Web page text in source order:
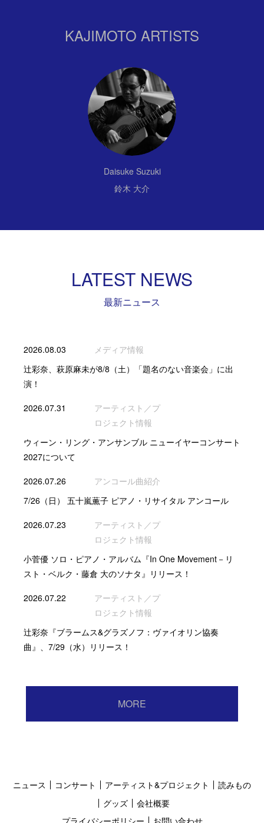
KAJIMOTO ARTISTS
Daisuke Suzuki
鈴木 大介
LATEST NEWS
最新ニュース
2026.08.03
メディア情報
辻彩奈、萩原麻未が8/8（土）「題名のない音楽会」に出
演！
2026.07.31
アーティスト／プ
ロジェクト情報
ウィーン・リング・アンサンブル ニューイヤーコンサート
2027について
2026.07.26
アンコール曲紹介
7/26（日） 五十嵐薫子 ピアノ・リサイタル アンコール
2026.07.23
アーティスト／プ
ロジェクト情報
小菅優 ソロ・ピアノ・アルバム『In One Movement－リ
スト・ベルク・藤倉 大のソナタ』リリース！
2026.07.22
アーティスト／プ
ロジェクト情報
辻彩奈『ブラームス&グラズノフ：ヴァイオリン協奏
曲』、7/29（水）リリース！
MORE
ニュース コンサート アーティスト&プロジェクト
読みもの
グッズ
会社概要